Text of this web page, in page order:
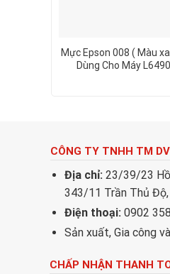
Mực Epson 008 ( Màu
Dùng Cho Máy L6490
CÔNG TY TNHH TM
Địa chỉ: 23/39/23 Hồ
343/11 Trần Thủ Độ,
Điện thoại: 0902
Sản xuất, Gia công
CHẤP NHẬN THANH